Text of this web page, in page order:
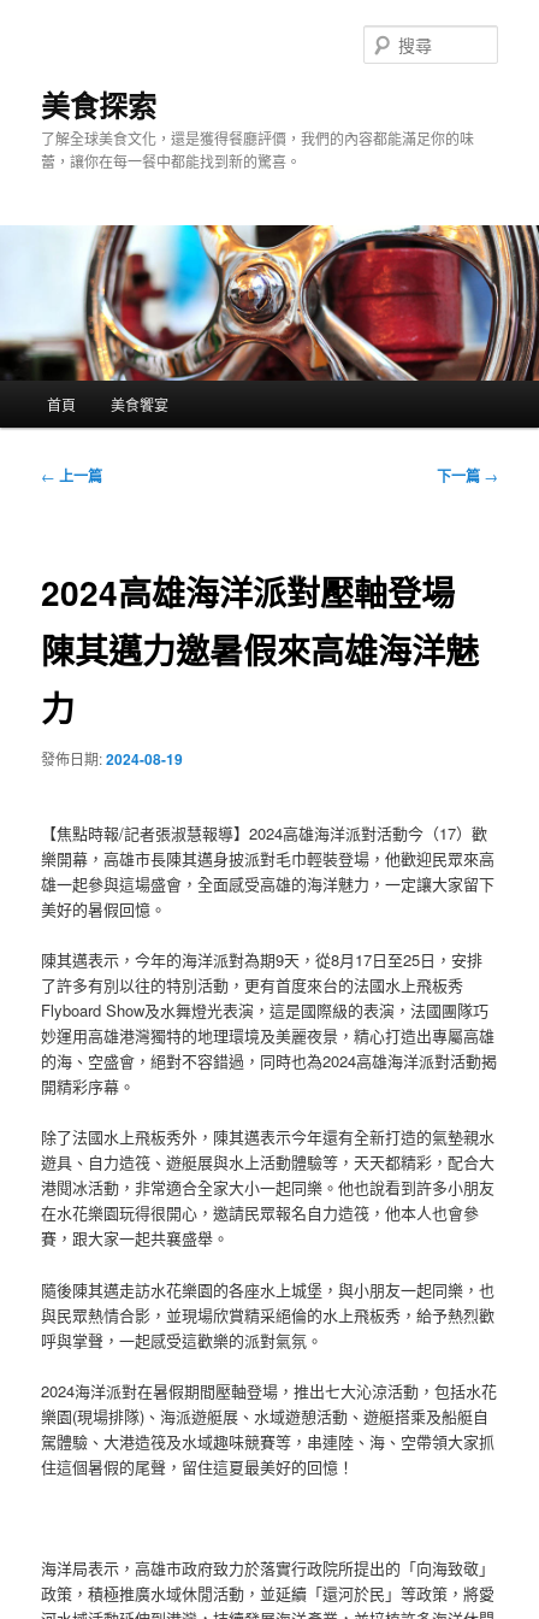
美食探索
了解全球美食文化，還是獲得餐廳評價，我們的內容都能滿足你的味
蕾，讓你在每一餐中都能找到新的驚喜。
尋
首頁 美食饗宴
文
← 上一篇 下一篇 →
2024高雄海洋派對壓軸登場
陳其邁力邀暑假來高雄海洋魅
力
發佈日期:2024-08-19
【焦點時報/記者張淑慧報導】2024高雄海洋派對活動今（17）歡
樂開幕，高雄市長陳其邁身披派對毛巾輕裝登場，他歡迎民眾來高
雄一起參與這場盛會，全面感受高雄的海洋魅力，一定讓大家留下
美好的暑假回憶。
陳其邁表示，今年的海洋派對為期9天，從8月17日至25日，安排
了許多有別以往的特別活動，更有首度來台的法國水上飛板秀
Flyboard Show及水舞燈光表演，這是國際級的表演，法國團隊巧
妙運用高雄港灣獨特的地理環境及美麗夜景，精心打造出專屬高雄
的海、空盛會，絕對不容錯過，同時也為2024高雄海洋派對活動揭
開精彩序幕。
除了法國水上飛板秀外，陳其邁表示今年還有全新打造的氣墊親水
遊具、自力造筏、遊艇展與水上活動體驗等，天天都精彩，配合大
港閱冰活動，非常適合全家大小一起同樂。他也說看到許多小朋友
在水花樂園玩得很開心，邀請民眾報名自力造筏，他本人也會參
賽，跟大家一起共襄盛舉。
隨後陳其邁走訪水花樂園的各座水上城堡，與小朋友一起同樂，也
與民眾熱情合影，並現場欣賞精采絕倫的水上飛板秀，給予熱烈歡
呼與掌聲，一起感受這歡樂的派對氣氛。
2024海洋派對在暑假期間壓軸登場，推出七大沁涼活動，包括水花
樂園(現場排隊)、海派遊艇展、水域遊憩活動、遊艇搭乘及船艇自
駕體驗、大港造筏及水域趣味競賽等，串連陸、海、空帶領大家抓
住這個暑假的尾聲，留住這夏最美好的回憶！
海洋局表示，高雄市政府致力於落實行政院所提出的「向海致敬」
政策，積極推廣水域休閒活動，並延續「還河於民」等政策，將愛